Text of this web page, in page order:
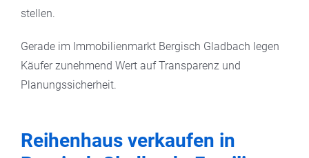
stellen.
Gerade im Immobilienmarkt Bergisch Gladbach legen
Käufer zunehmend Wert auf Transparenz und
Planungssicherheit.
Reihenhaus verkaufen in